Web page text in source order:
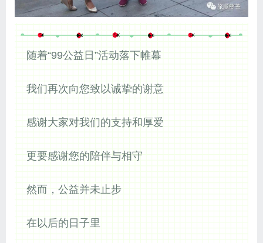
随着“99公益日”活动落下帷幕
我们再次向您致以诚挚的谢意
感谢大家对我们的支持和厚爱
更要感谢您的陪伴与相守
然而，公益并未止步
在以后的日子里